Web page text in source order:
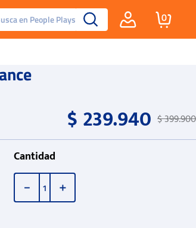
en People Plays
Reebok Fashion
0
$239.940 $399.900
Cantidad
＋
－